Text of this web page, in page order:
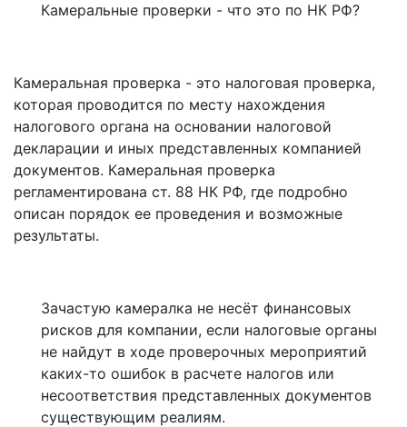
Камеральные проверки - что это по НК РФ?
Камеральная проверка - это налоговая проверка,
которая проводится по месту нахождения
налогового органа на основании налоговой
декларации и иных представленных компанией
документов. Камеральная проверка
регламентирована ст. 88 НК РФ, где подробно
описан порядок ее проведения и возможные
результаты.
Зачастую камералка не несёт финансовых
рисков для компании, если налоговые органы
не найдут в ходе проверочных мероприятий
каких-то ошибок в расчете налогов или
несоответствия представленных документов
существующим реалиям.